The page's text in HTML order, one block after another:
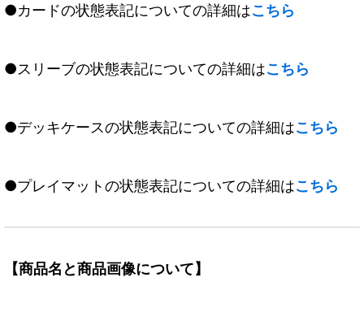
●カードの状態表記についての詳細はこちら
●スリーブの状態表記についての詳細はこちら
●デッキケースの状態表記についての詳細はこちら
●プレイマットの状態表記についての詳細はこちら
【商品名と商品画像について】